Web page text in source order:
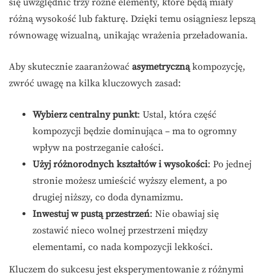
różną wysokość lub fakturę. Dzięki temu osiągniesz lepszą
równowagę wizualną, unikając wrażenia przeładowania.
Aby skutecznie zaaranżować asymetrycznąkompozycję,
zwróć uwagę na kilka kluczowych zasad:
Wybierz centralny punkt: Ustal, która część
kompozycji będzie dominująca – ma to ogromny
wpływ na postrzeganie całości.
Użyj różnorodnych kształtów i wysokości: Po jednej
stronie możesz umieścić wyższy element, a po
drugiej niższy, co doda dynamizmu.
Inwestuj w pustą przestrzeń: Nie obawiaj się
zostawić nieco wolnej przestrzeni między
elementami, co nada kompozycji lekkości.
Kluczem do sukcesu jest eksperymentowanie z różnymi